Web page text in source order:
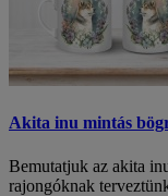
Akita inu mintás
Bemutatjuk az akita
rajongóknak